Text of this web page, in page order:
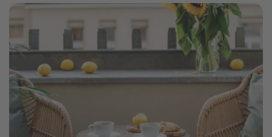
Travaux
Construire une terrasse : quelles
autorisations sont nécessaires ?